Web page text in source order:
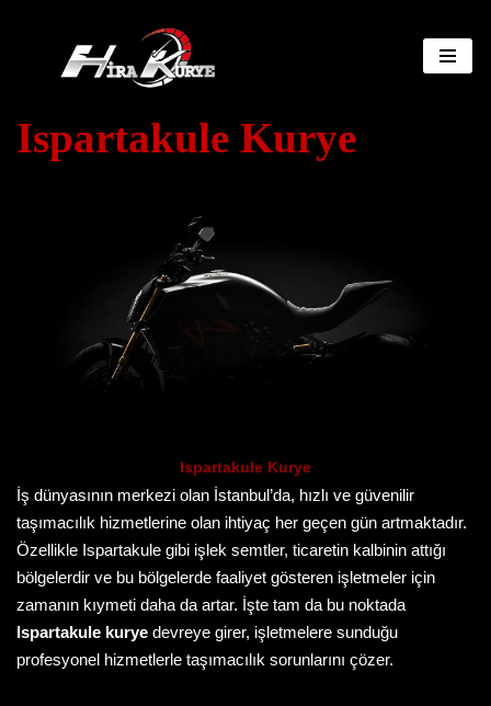
Ispartakule Kurye
Ispartakule Kurye
İş dünyasının merkezi olan İstanbul’da, hızlı ve güvenilir
taşımacılık hizmetlerine olan ihtiyaç her geçen gün artmaktadır.
Özellikle Ispartakule gibi işlek semtler, ticaretin kalbinin attığı
bölgelerdir ve bu bölgelerde faaliyet gösteren işletmeler için
zamanın kıymeti daha da artar. İşte tam da bu noktada
Ispartakule kurye devreye girer, işletmelere sunduğu
profesyonel hizmetlerle taşımacılık sorunlarını çözer.